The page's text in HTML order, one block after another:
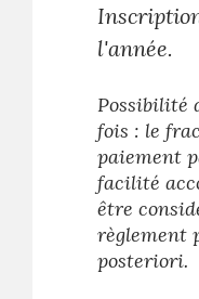
l'année.
Possibilité
fois : le
paiement
facilité
être
règlement
posteriori.